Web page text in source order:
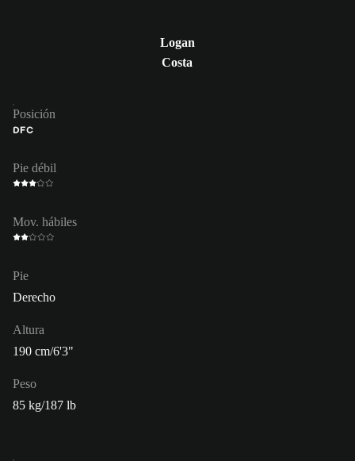
Logan
Costa
Posición
DFC
Pie débil
Mov. hábiles
Pie
Derecho
Altura
190 cm/6'3"
Peso
85 kg/187 lb